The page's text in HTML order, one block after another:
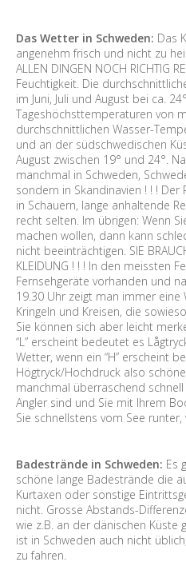
Das Wetter in Schweden: Das
angenehm frisch und nicht zu
ALLEN DINGEN NOCH RICHTIG
Feuchtigkeit. Die
im Juni, Juli und August bei ca.
Tageshöchsttemperaturen von
durchschnittlichen Wasser-
und an der südschwedischen
August zwischen 19° und 24°.
manchmal in Schweden,
sondern in Skandinavien ! ! !
in Schauern, lange anhaltende
recht selten. Im übrigen: Wenn
machen wollen, dann kann
nicht beeinträchtigen. SIE
KLEIDUNG ! ! ! In den meissten
Fernsehgeräte vorhanden und
19.30 Uhr zeigt man immer
Kringeln und Kreisen, die
Sie können sich aber leicht
“L” erscheint bedeutet es
Wetter, wenn ein “H” erscheint
Högtryck/Hochdruck also
manchmal überraschend
Angler sind und Sie mit Ihrem
Sie schnellstens vom See
Badestrände in Schweden: Es
schöne lange Badestrände die
Kurtaxen oder sonstige
nicht. Grosse Abstands-
wie z.B. an der dänischen Küste
ist in Schweden auch nicht
zu fahren.